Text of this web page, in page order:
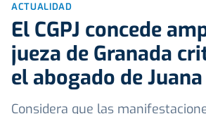
ACTUALIDAD
El CGPJ concede
jueza de Granada
el abogado de
Considera que las